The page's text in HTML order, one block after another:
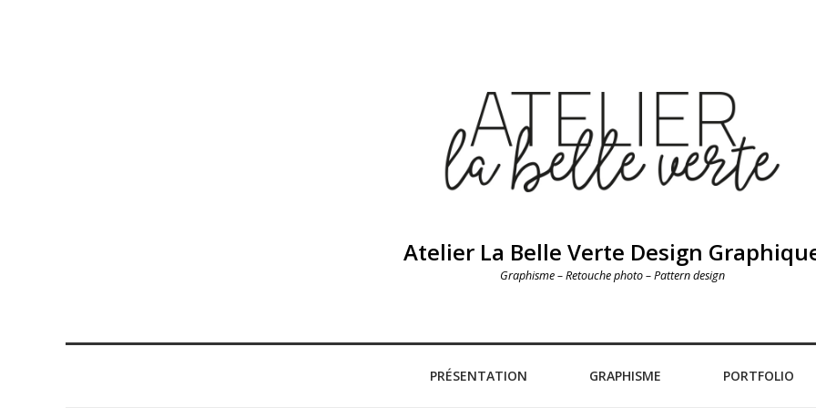
Atelier La Belle Verte Design
Graphisme – Retouche photo – Pattern design
PRÉSENTATION GRAPHISME PORTFOLIO